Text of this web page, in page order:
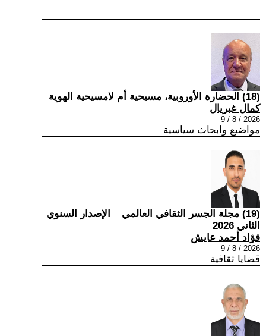
(18) الحضارة الأوروبية، مسيحية أم لامسيحية الهوية
كمال غبريال
2026 / 8 / 9
مواضيع وابحاث سياسية
(19) مجلة الجسر الثقافي العالمي _ الإصدار السنوي
الثاني 2026
فؤاد أحمد عايش
2026 / 8 / 9
قضايا ثقافية